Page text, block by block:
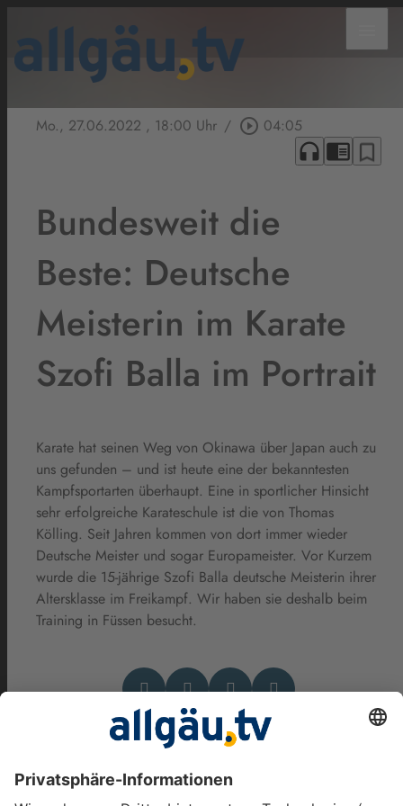
Mo., 27.06.2022 , 18:00 Uhr / play_circle_outline 04:05
headphones chrome_reader_mode bookmark_border
Bundesweit die
Beste: Deutsche
Meisterin im Karate
Szofi Balla im Portrait
Karate hat seinen Weg von Okinawa über Japan auch zu
uns gefunden – und ist heute eine der bekanntesten
Kampfsportarten überhaupt. Eine in sportlicher Hinsicht
sehr erfolgreiche Karateschule ist die von Thomas
Kölling. Seit Jahren kommen von dort immer wieder
Deutsche Meister und sogar Europameister. Vor Kurzem
wurde die 15-jährige Szofi Balla deutsche Meisterin ihrer
Altersklasse im Freikampf. Wir haben sie deshalb beim
Training in Füssen besucht.
Das könnte Dich auch